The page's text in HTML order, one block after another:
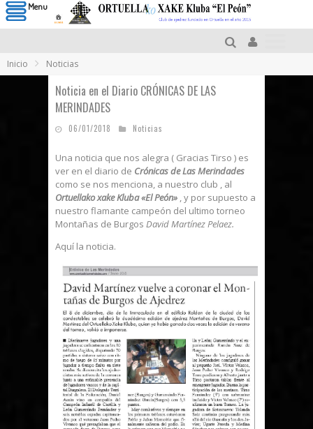
Inicio Noticias
Noticia en el Diario CRÓNICAS DE LAS
MERINDADES
06/01/2018 Noticias
Una noticia que nos alegra ( Gracias Tirso ) es
ver en el diario de Crónicas de Las Merindades
como se nos menciona, a nuestro club , al
Ortuellako xake Kluba «El Peón» , y por supuesto a
nuestro flamante campeón del ultimo torneo
Montañas de Burgos David Martínez Pelaez.
Aquí la noticia.
Menu